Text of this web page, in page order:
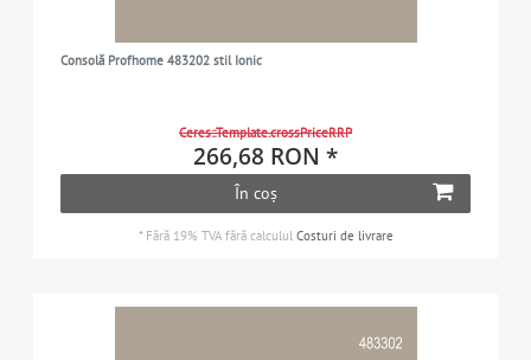
Consolă Profhome 483202 stil Ionic
Ceres::Template.crossPriceRRP
266,68 RON *
În coș
* Fără 19% TVAfără calculul Costuri de livrare